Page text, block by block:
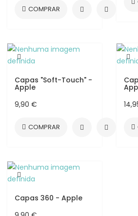
Capas "Soft-Touch" -
Apple
9,90 €
Capas 360 - Apple